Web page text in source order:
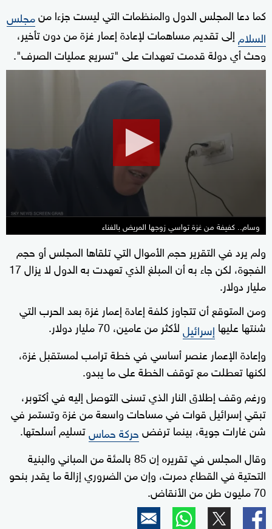
كما دعا المجلس الدول والمنظمات التي ليست جزءا منمجلس
السلام إلى تقديم مساهمات لإعادة إعمار غزة من دون تأخير،
وحث أي دولة قدمت تعهدات على "تسريع عمليات الصرف".
51
وسام.. كفيفة من غزة تواسي زوجها المريض بالغناء
ولم يرد في التقرير حجم الأموال التي تلقاها المجلس أو حجم
الفجوة، لكن جاء به أن المبلغ الذي ⁠تعهدت به الدول لا يزال 17
مليار ‌دولار.
ومن المتوقع أن تتجاوز كلفة إعادة إعمار غزة بعد الحرب التي
شنتها عليها إسرائيللأكثر من عامين، 70 مليار دولار.
وإعادة الإعمار عنصر أساسي في خطة ترامب لمستقبل غزة،
لكنها تعطلت مع توقف الخطة على ما يبدو.
ورغم وقف ​إطلاق النار الذي تسنى التوصل إليه في ⁠أكتوبر،
تبقي إسرائيل قوات في مساحات واسعة من غزة وتستمر في
شن غارات جوية، بينما ترفضحركة حماستسليم أسلحتها.
وقال المجلس في تقريره إن 85 بالمئة من المباني والبنية
70 مليون طن من الأنقاض.